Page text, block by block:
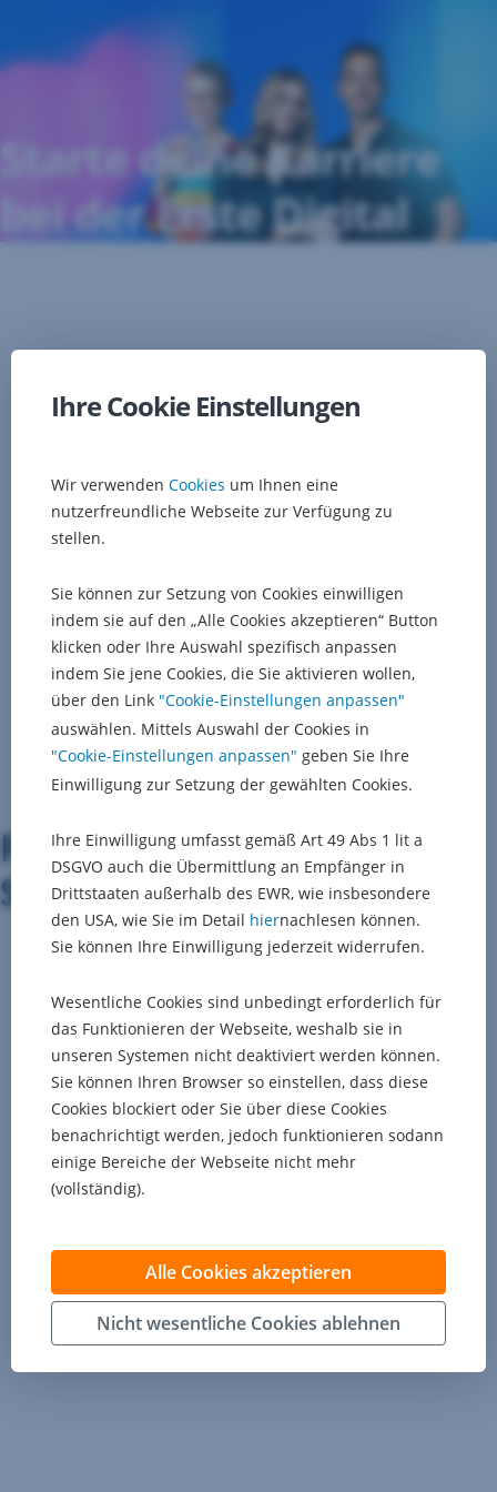
überspringen
Starte deine Karriere
bei der Erste Digital
Finde die passenden
Stellenangebote für dich:
Ihre Cookie Einstellungen
Wir verwenden Cookies um Ihnen eine
nutzerfreundliche Webseite zur Verfügung zu
stellen.
Sie können zur Setzung von Cookies einwilligen
indem sie auf den „Alle Cookies akzeptieren“ Button
klicken oder Ihre Auswahl spezifisch anpassen
indem Sie jene Cookies, die Sie aktivieren wollen,
über den Link "Cookie-Einstellungen anpassen"
auswählen. Mittels Auswahl der Cookies in
"Cookie-Einstellungen anpassen" geben Sie Ihre
Einwilligung zur Setzung der gewählten Cookies.
Ihre Einwilligung umfasst gemäß Art 49 Abs 1 lit a
DSGVO auch die Übermittlung an Empfänger in
Drittstaaten außerhalb des EWR, wie insbesondere
den USA, wie Sie im Detail hiernachlesen können.
Sie können Ihre Einwilligung jederzeit widerrufen.
Wesentliche Cookies sind unbedingt erforderlich für
das Funktionieren der Webseite, weshalb sie in
unseren Systemen nicht deaktiviert werden können.
Sie können Ihren Browser so einstellen, dass diese
Cookies blockiert oder Sie über diese Cookies
benachrichtigt werden, jedoch funktionieren sodann
einige Bereiche der Webseite nicht mehr
(vollständig).
indem Sie auf den Button „Nicht wesentliche
Cookies ablehnen“ klicken. Weitere Informationen
zum Datenschutz und Cookies könnenhier
nachgelesen werden.
Alle Cookies akzeptieren
Nicht wesentliche Cookies ablehnen